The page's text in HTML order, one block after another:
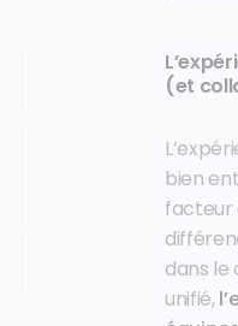
(et
bien
facteur
dans
unifié,